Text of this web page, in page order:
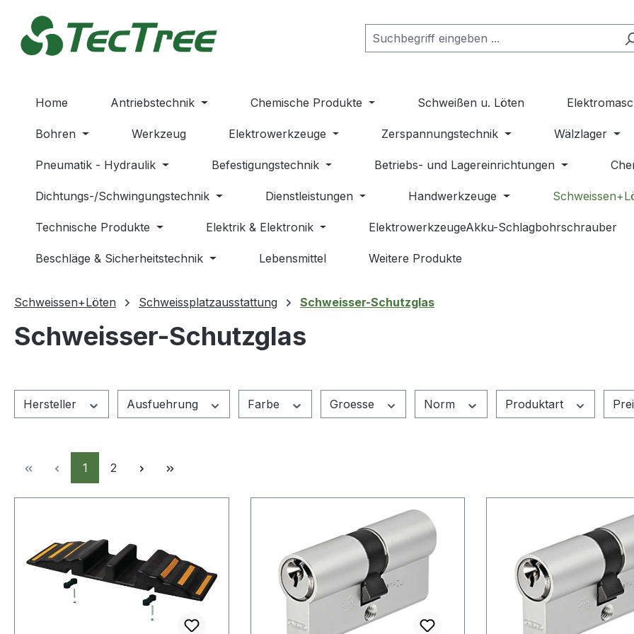
Hauptinhalt springen
Zur Suche springen
Zur Hauptnavigation springen
Home Antriebstechnik Chemische Produkte Schweißen u. Löten
Bohren Werkzeug Elektrowerkzeuge Zerspannungstechnik Wälzlager
Pneumatik - Hydraulik Befestigungstechnik Betriebs- und Lagereinrichtungen
Dichtungs-/Schwingungstechnik Dienstleistungen Handwerkzeuge
Technische Produkte Elektrik & Elektronik ElektrowerkzeugeAkku-Schlagbohrschrauber
Beschläge & Sicherheitstechnik Lebensmittel Weitere Produkte
Schweissen+Löten Schweissplatzausstattung Schweisser-Schutzglas
Schweisser-Schutzglas
Hersteller Ausfuehrung Farbe Groesse Norm Produktart
Seite
1 Seite
2